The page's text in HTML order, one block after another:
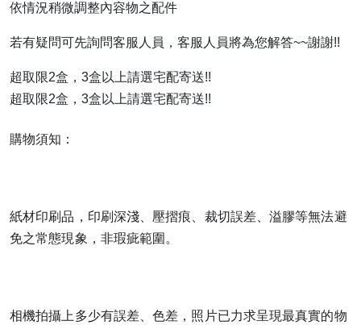
依情況稍微調整內容物之配件
若有疑問可先詢問客服人員，客服人員將為您解答~~謝謝!!
超取限2盒，3盒以上請選宅配寄送!!
超取限2盒，3盒以上請選宅配寄送!!
購物須知：
紙材印刷品，印刷深淺、壓摺痕、裁切誤差、溢膠等無法避
免之常態現象，非瑕疵範圍。
相機拍攝上多少有誤差、色差，照片已力求呈現最真實的物